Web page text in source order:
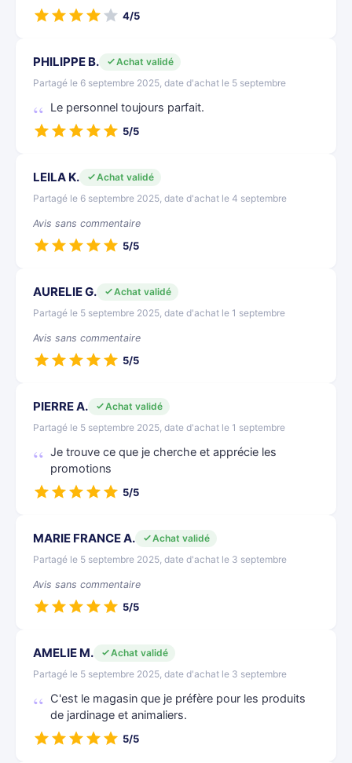
4/5
PHILIPPE B.
Achat validé
Partagé le 6 septembre 2025, date d'achat le 5 septembre
Le personnel toujours parfait.
5/5
LEILA K.
Achat validé
Partagé le 6 septembre 2025, date d'achat le 4 septembre
Avis sans commentaire
5/5
AURELIE G.
Achat validé
Partagé le 5 septembre 2025, date d'achat le 1 septembre
Avis sans commentaire
5/5
PIERRE A.
Achat validé
Partagé le 5 septembre 2025, date d'achat le 1 septembre
Je trouve ce que je cherche et apprécie les
promotions
5/5
MARIE FRANCE A.
Achat validé
Partagé le 5 septembre 2025, date d'achat le 3 septembre
Avis sans commentaire
5/5
AMELIE M.
Achat validé
Partagé le 5 septembre 2025, date d'achat le 3 septembre
C'est le magasin que je préfère pour les produits
de jardinage et animaliers.
5/5